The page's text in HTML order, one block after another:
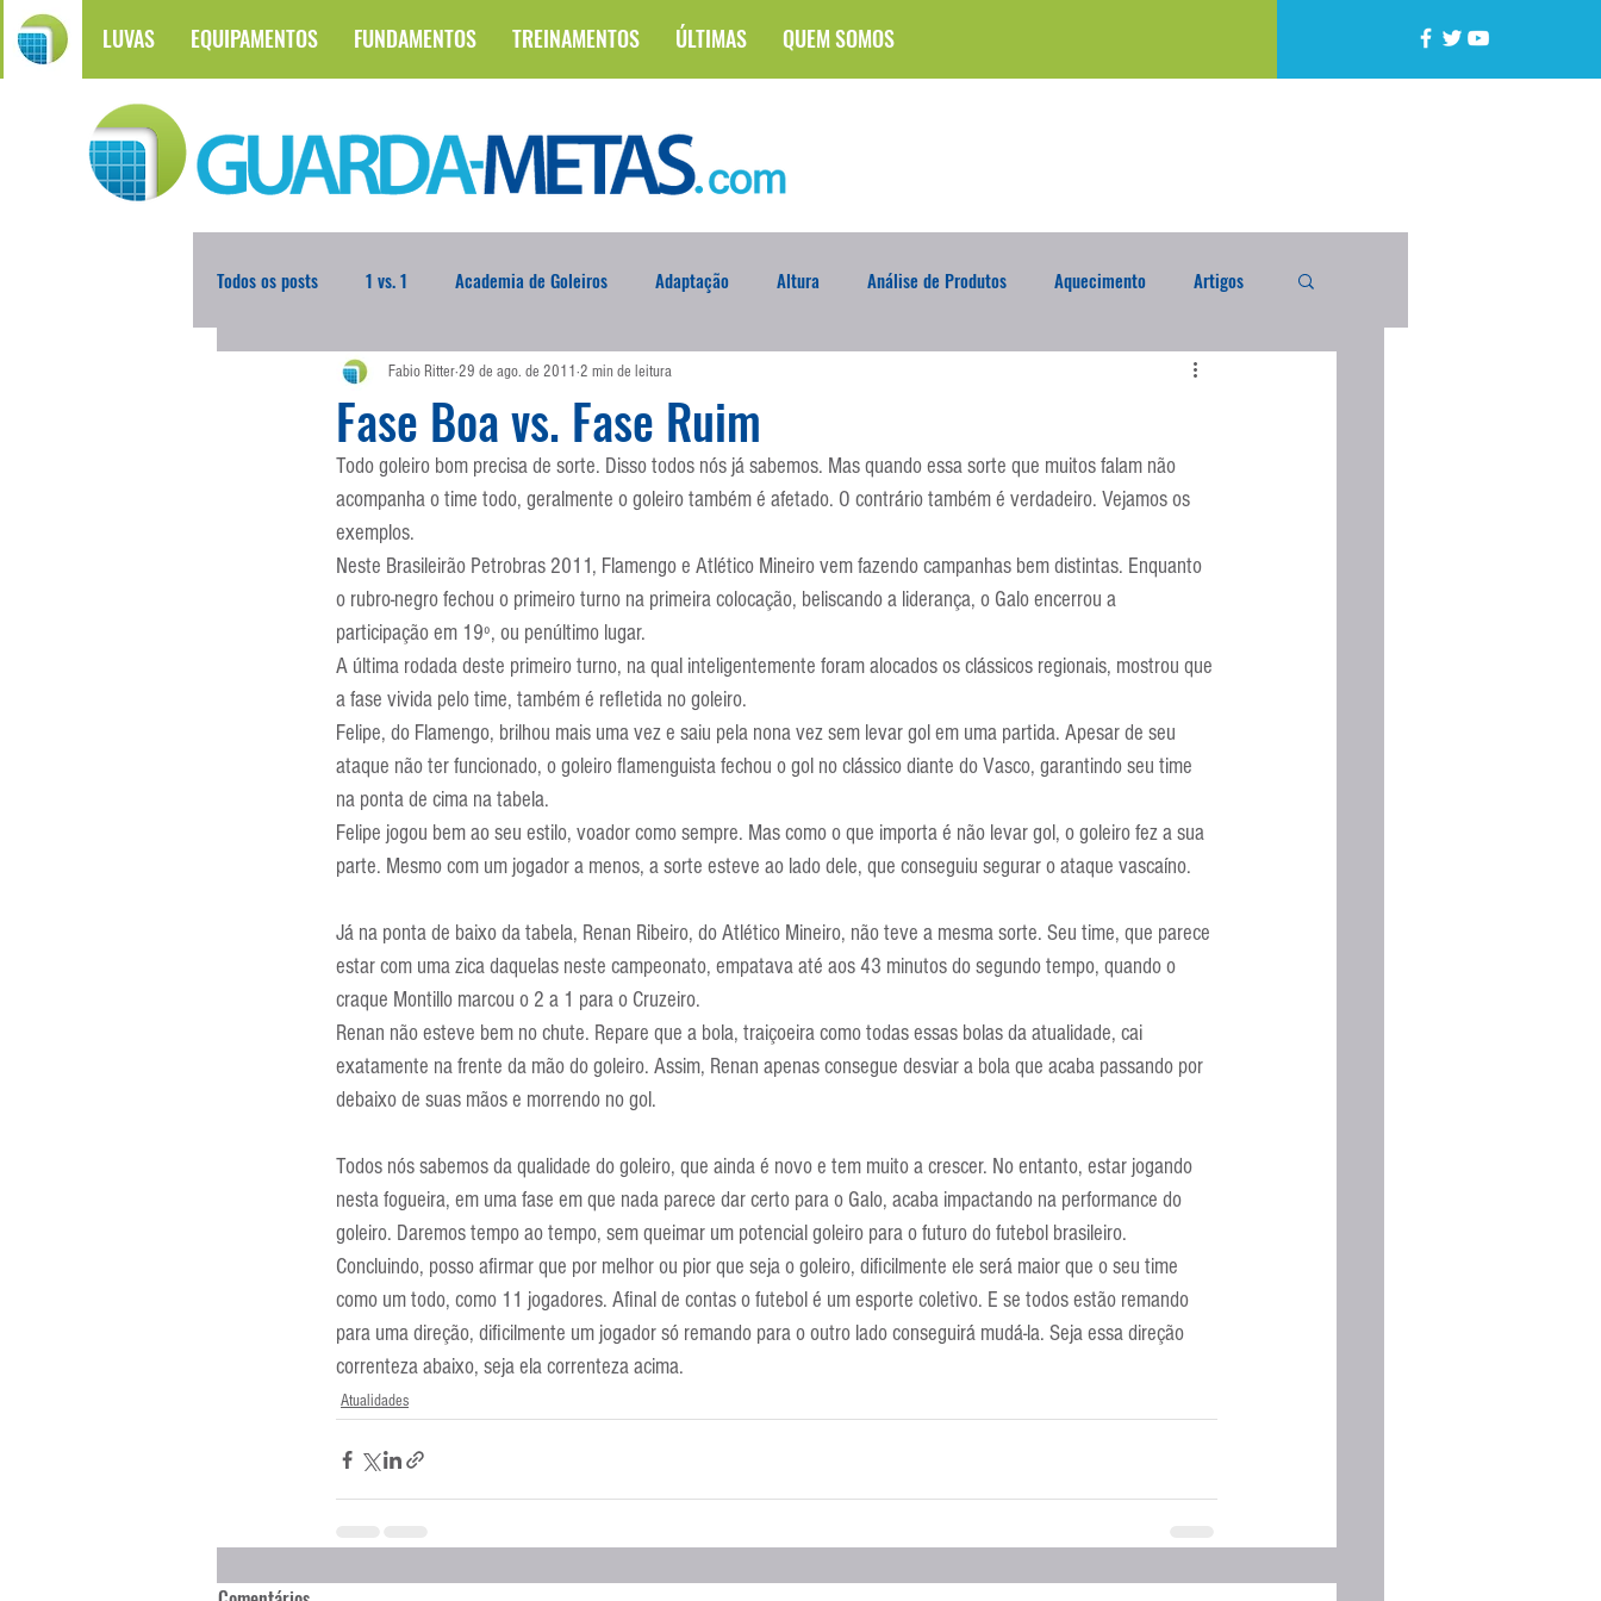
LUVAS EQUIPAMENTOS FUNDAMENTOS TREINAMENTOS ÚLTIMAS QUEM SOMOS
Todos os posts 1 vs. 1 Academia de Goleiros Adaptação Altura Análise de Produtos Aquecimento Artigos
Atualidades Blogoleiro da Semana Brasileirão Compra Exterior
Comunicação Copa do Mundo Curso Defesa da Semana Deslocamento DVD Encaixada Enquete
Entrevistas Equipamentos Escola Alemã Escola Americana Escola Argentina Escola Espanhola
Escola Francesa Escola Inglesa
Fase Boa vs. Fase Ruim
Fabio Ritter29 de ago. de 2011 2 min de leitura
Todo goleiro bom precisa de sorte. Disso todos nós já sabemos. Mas quando essa sorte que muitos falam não
acompanha o time todo, geralmente o goleiro também é afetado. O contrário também é verdadeiro. Vejamos os
exemplos.
Neste Brasileirão Petrobras 2011, Flamengo e Atlético Mineiro vem fazendo campanhas bem distintas. Enquanto
o rubro-negro fechou o primeiro turno na primeira colocação, beliscando a liderança, o Galo encerrou a
participação em 19º, ou penúltimo lugar.
A última rodada deste primeiro turno, na qual inteligentemente foram alocados os clássicos regionais, mostrou que
a fase vivida pelo time, também é refletida no goleiro.
Felipe, do Flamengo, brilhou mais uma vez e saiu pela nona vez sem levar gol em uma partida. Apesar de seu
ataque não ter funcionado, o goleiro flamenguista fechou o gol no clássico diante do Vasco, garantindo seu time
na ponta de cima na tabela.
Felipe jogou bem ao seu estilo, voador como sempre. Mas como o que importa é não levar gol, o goleiro fez a sua
parte. Mesmo com um jogador a menos, a sorte esteve ao lado dele, que conseguiu segurar o ataque vascaíno.
Já na ponta de baixo da tabela, Renan Ribeiro, do Atlético Mineiro, não teve a mesma sorte. Seu time, que parece
estar com uma zica daquelas neste campeonato, empatava até aos 43 minutos do segundo tempo, quando o
craque Montillo marcou o 2 a 1 para o Cruzeiro.
Renan não esteve bem no chute. Repare que a bola, traiçoeira como todas essas bolas da atualidade, cai
exatamente na frente da mão do goleiro. Assim, Renan apenas consegue desviar a bola que acaba passando por
debaixo de suas mãos e morrendo no gol.
Todos nós sabemos da qualidade do goleiro, que ainda é novo e tem muito a crescer. No entanto, estar jogando
nesta fogueira, em uma fase em que nada parece dar certo para o Galo, acaba impactando na performance do
goleiro. Daremos tempo ao tempo, sem queimar um potencial goleiro para o futuro do futebol brasileiro.
Concluindo, posso afirmar que por melhor ou pior que seja o goleiro, dificilmente ele será maior que o seu time
como um todo, como 11 jogadores. Afinal de contas o futebol é um esporte coletivo. E se todos estão remando
para uma direção, dificilmente um jogador só remando para o outro lado conseguirá mudá-la. Seja essa direção
correnteza abaixo, seja ela correnteza acima.
Atualidades